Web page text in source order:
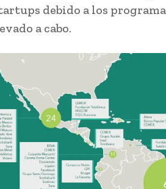
debido a los
a cabo.